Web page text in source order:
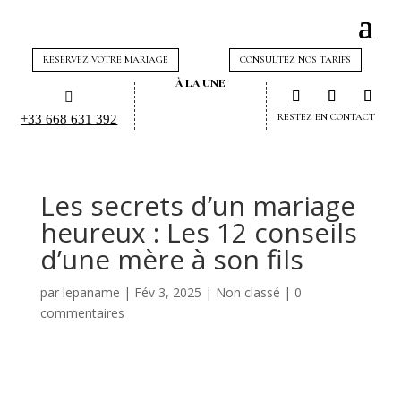
RESERVEZ VOTRE MARIAGE CONSULTEZ NOS TARIFS

+33 668 631 392
À LA UNE
RESTEZ EN CONTACT
Les secrets d’un mariage
heureux : Les 12 conseils
d’une mère à son fils
par lepaname | Fév 3, 2025 | Non classé | 0
commentaires